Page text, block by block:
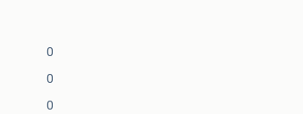
0
0
0